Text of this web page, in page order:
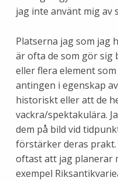
jag inte använt mig av
Platserna jag som jag
är ofta de som gör sig
eller flera element
antingen i egenskap
historiskt eller att de
vackra/spektakulära.
dem på bild vid
förstärker deras
oftast att jag planerar
exempel